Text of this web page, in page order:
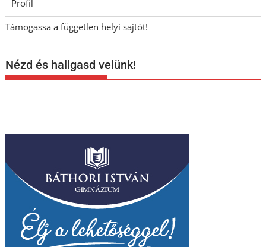
Profil
Támogassa a független helyi sajtót!
Nézd és hallgasd velünk!